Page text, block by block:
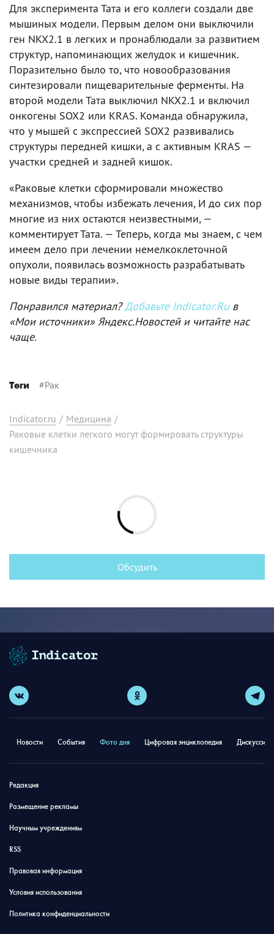
Для эксперимента Тата и его коллеги создали две
мышиных модели. Первым делом они выключили
ген NKX2.1 в легких и пронаблюдали за развитием
структур, напоминающих желудок и кишечник.
Поразительно было то, что новообразования
синтезировали пищеварительные ферменты. На
второй модели Тата выключил NKX2.1 и включил
онкогены SOX2 или KRAS. Команда обнаружила,
что у мышей с экспрессией SOX2 развивались
структуры передней кишки, а с активным KRAS —
участки средней и задней кишок.
«Раковые клетки сформировали множество
механизмов, чтобы избежать лечения, И до сих пор
многие из них остаются неизвестными, —
комментирует Тата. — Теперь, когда мы знаем, с чем
имеем дело при лечении немелкоклеточной
опухоли, появилась возможность разрабатывать
новые виды терапии».
Понравился материал?Добавьте Indicator.Ruв
«Мои источники» Яндекс.Новостей и читайте нас
чаще.
Теги #Рак
Indicator.ru / Медицина /
Раковые клетки легкого могут формировать структуры
кишечника
Обсудить
Новости События Фото дня Цифровая энциклопедия
Редакция
Размещение рекламы
Научным учреждениям
RSS
Правовая информация
Условия использования
Политика конфиденциальности